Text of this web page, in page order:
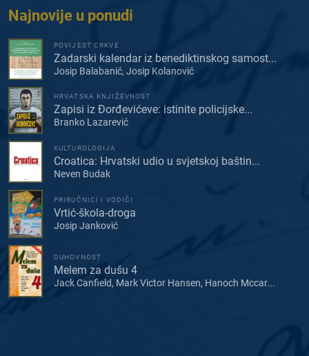
Najnovije u ponudi
POVIJEST CRKVE
Zadarski kalendar iz benediktinskog samost...
Josip Balabanić, Josip Kolanović
HRVATSKA KNJIŽEVNOST
Zapisi iz Đorđevićeve: istinite policijske...
Branko Lazarević
KULTUROLOGIJA
Croatica: Hrvatski udio u svjetskoj baštin...
Neven Budak
PRIRUČNICI I VODIČI
Vrtić-škola-droga
Josip Janković
DUHOVNOST
Melem za dušu 4
Jack Canfield, Mark Victor Hansen, Hanoch Mccar...